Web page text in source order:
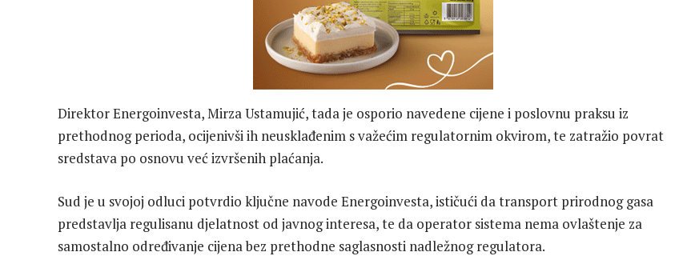
Direktor Energoinvesta, Mirza Ustamujić, tada je osporio navedene cijene i poslovnu praksu iz
prethodnog perioda, ocijenivši ih neusklađenim s važećim regulatornim okvirom, te zatražio povrat
sredstava po osnovu već izvršenih plaćanja.
Sud je u svojoj odluci potvrdio ključne navode Energoinvesta, ističući da transport prirodnog gasa
predstavlja regulisanu djelatnost od javnog interesa, te da operator sistema nema ovlaštenje za
samostalno određivanje cijena bez prethodne saglasnosti nadležnog regulatora.